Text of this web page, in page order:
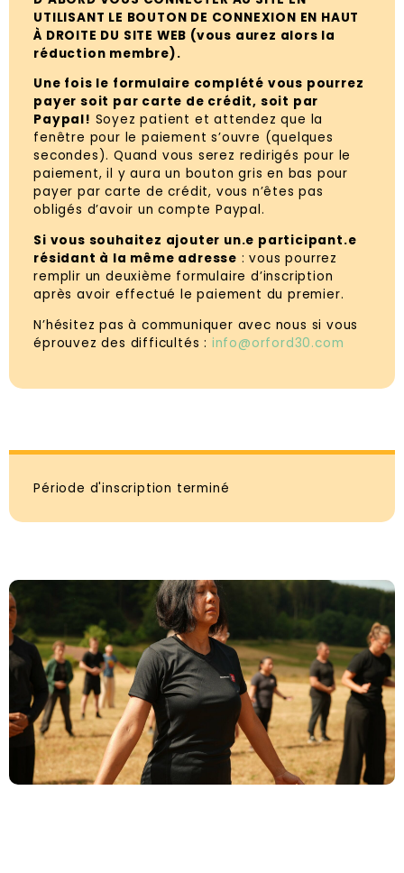
UTILISANT LE BOUTON DE CONNEXION EN HAUT
À DROITE DU SITE WEB (vous aurez alors la
réduction membre).
Une fois le formulaire complété vous pourrez
payer soit par carte de crédit, soit par
Paypal! Soyez patient et attendez que la
fenêtre pour le paiement s’ouvre (quelques
secondes). Quand vous serez redirigés pour le
paiement, il y aura un bouton gris en bas pour
payer par carte de crédit, vous n’êtes pas
obligés d’avoir un compte Paypal.
Si vous souhaitez ajouter un.e participant.e
résidant à la même adresse : vous pourrez
remplir un deuxième formulaire d’inscription
après avoir effectué le paiement du premier.
N’hésitez pas à communiquer avec nous si vous
éprouvez des difficultés : info@orford30.com
Période d'inscription terminé